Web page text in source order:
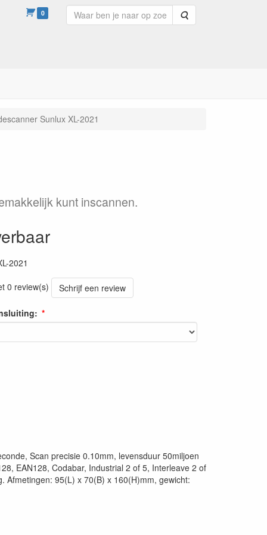
0 Zoeken
Sunlux XL-2021
kunt inscannen.
2021
0 review(s)
Schrijf een review
Scan precisie 0.10mm, levensduur 50miljoen
EAN128, Codabar, Industrial 2 of 5, Interleave 2 of
Afmetingen: 95(L) x 70(B) x 160(H)mm, gewicht: